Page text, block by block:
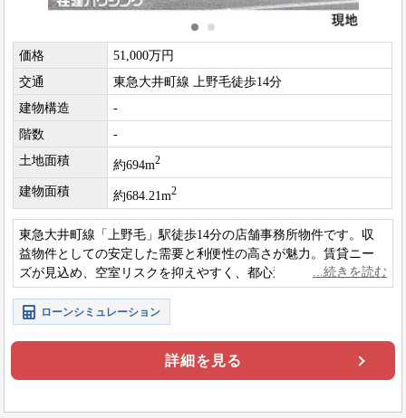
価格
51,000万円
交通
東急大井町線 上野毛徒歩14分
建物構造
-
階数
-
土地面積
約694m2
建物面積 約684.21m2
東急大井町線「上野毛」駅徒歩14分の店舗事務所物件です。収
益物件としての安定した需要と利便性の高さが魅力。賃貸ニー
ズが見込め、空室リスクを抑えやすく、都心近接で長期保有に
も適した収益性が期待できるエリアです。
ローンシミュレーション
詳細を見る